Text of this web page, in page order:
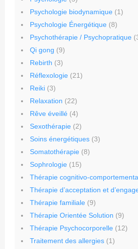
Psychologie biodynamique (1)
Psychologie Énergétique (8)
Psychothérapie / Psychopratique
Qi gong (9)
Rebirth (3)
Réflexologie (21)
Reiki (3)
Relaxation (22)
Rêve éveillé (4)
Sexothérapie (2)
Soins énergétiques (3)
Somatothérapie (8)
Sophrologie (15)
Thérapie cognitivo-
Thérapie d’acceptation et
Thérapie familiale (9)
Thérapie Orientée Solution (9)
Thérapie Psychocorporelle (12)
Traitement des allergies (1)